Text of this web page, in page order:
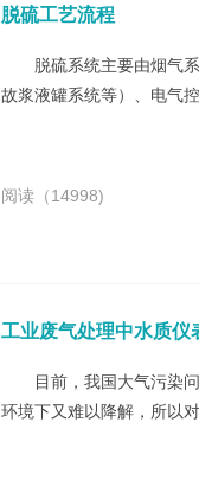
脱硫工艺流程
脱硫系统主要由烟气
故浆液罐系统等）、电气
阅读（14998)
工业废气处理中水质仪
目前，我国大气污染
环境下又难以降解，所以